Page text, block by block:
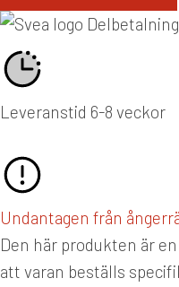
Leveranstid 6-8 veckor
Undantagen från
Den här produkten är
att varan beställs